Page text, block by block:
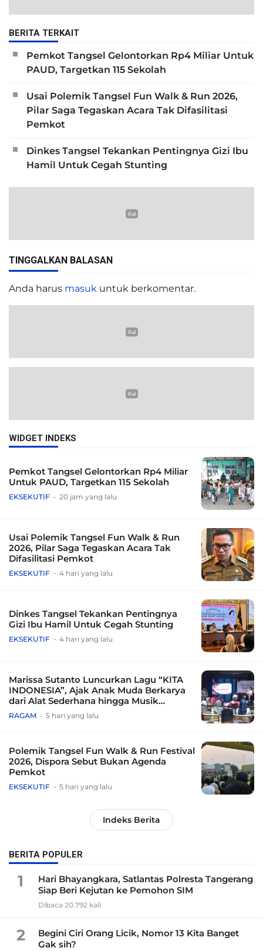
BERITA TERKAIT
Pemkot Tangsel Gelontorkan Rp4 Miliar Untuk
PAUD, Targetkan 115 Sekolah
Usai Polemik Tangsel Fun Walk & Run 2026,
Pilar Saga Tegaskan Acara Tak Difasilitasi
Pemkot
Dinkes Tangsel Tekankan Pentingnya Gizi Ibu
Hamil Untuk Cegah Stunting
TINGGALKAN BALASAN
Anda harus masuk untuk berkomentar.
WIDGET INDEKS
Pemkot Tangsel Gelontorkan Rp4 Miliar
Untuk PAUD, Targetkan 115 Sekolah
EKSEKUTIF 20 jam yang lalu
Usai Polemik Tangsel Fun Walk & Run
2026, Pilar Saga Tegaskan Acara Tak
Difasilitasi Pemkot
EKSEKUTIF 4 hari yang lalu
Dinkes Tangsel Tekankan Pentingnya
Gizi Ibu Hamil Untuk Cegah Stunting
EKSEKUTIF 4 hari yang lalu
Marissa Sutanto Luncurkan Lagu “KITA
INDONESIA”, Ajak Anak Muda Berkarya
dari Alat Sederhana hingga Musik
Tradisional
RAGAM 5 hari yang lalu
Polemik Tangsel Fun Walk & Run Festival
2026, Dispora Sebut Bukan Agenda
Pemkot
EKSEKUTIF 5 hari yang lalu
Indeks Berita
BERITA POPULER
1
Hari Bhayangkara, Satlantas Polresta Tangerang
Siap Beri Kejutan ke Pemohon SIM
Dibaca 20.792 kali
2
Begini Ciri Orang Licik, Nomor 13 Kita Banget
Gak sih?